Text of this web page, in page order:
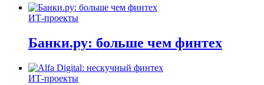
ИТ-проекты
Банки.ру: больше чем финтех
ИТ-проекты